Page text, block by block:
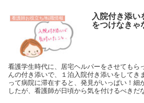
看護師お役立ち/転職情報
入院付き添い
をつけなきゃ
看護学生時代に、居宅ヘルパーをさせてもら
んの付き添いで、１泊入院付き添いをしてき
って病院に滞在すると、発見がいっぱい！細
したが、看護師が日頃から気を付けるべきだ